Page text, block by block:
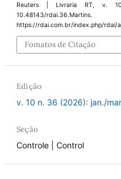
Reuters | Livraria RT, v.
10.48143/
https://rdai.com.br/index.php/rdai/
Fomatos de Citação
Edição
v. 10 n. 36 (2026): jan./
Seção
Controle | Control